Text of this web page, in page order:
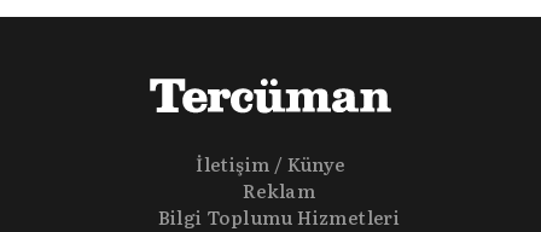
olmadığına inananlardansanız "Spor Sohbetleri" tam size
İletişim / Künye
Reklam
Bilgi Toplumu Hizmetleri